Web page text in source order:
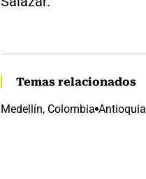
Temas relacionados
Medellín, Colombia Antioquia